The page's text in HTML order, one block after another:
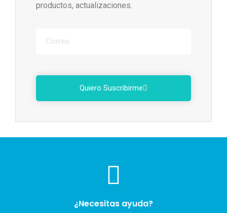
productos, actualizaciones.
Quiero Suscribirme
¿Necesitas ayuda?